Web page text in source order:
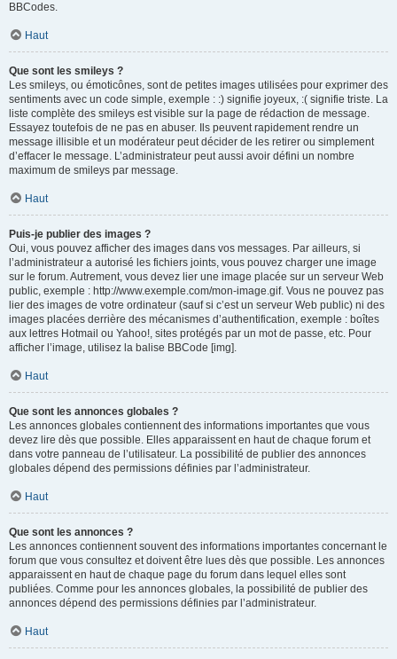
BBCodes.
Haut
Que sont les smileys ?
Les smileys, ou émoticônes, sont de petites images utilisées pour exprimer des
sentiments avec un code simple, exemple : :) signifie joyeux, :( signifie triste. La
liste complète des smileys est visible sur la page de rédaction de message.
Essayez toutefois de ne pas en abuser. Ils peuvent rapidement rendre un
message illisible et un modérateur peut décider de les retirer ou simplement
d’effacer le message. L’administrateur peut aussi avoir défini un nombre
maximum de smileys par message.
Haut
Puis-je publier des images ?
Oui, vous pouvez afficher des images dans vos messages. Par ailleurs, si
l’administrateur a autorisé les fichiers joints, vous pouvez charger une image
sur le forum. Autrement, vous devez lier une image placée sur un serveur Web
public, exemple : http://www.exemple.com/mon-image.gif. Vous ne pouvez pas
lier des images de votre ordinateur (sauf si c’est un serveur Web public) ni des
images placées derrière des mécanismes d’authentification, exemple : boîtes
aux lettres Hotmail ou Yahoo!, sites protégés par un mot de passe, etc. Pour
afficher l’image, utilisez la balise BBCode [img].
Haut
Que sont les annonces globales ?
Les annonces globales contiennent des informations importantes que vous
devez lire dès que possible. Elles apparaissent en haut de chaque forum et
dans votre panneau de l’utilisateur. La possibilité de publier des annonces
globales dépend des permissions définies par l’administrateur.
Haut
Que sont les annonces ?
Les annonces contiennent souvent des informations importantes concernant le
forum que vous consultez et doivent être lues dès que possible. Les annonces
apparaissent en haut de chaque page du forum dans lequel elles sont
publiées. Comme pour les annonces globales, la possibilité de publier des
annonces dépend des permissions définies par l’administrateur.
Haut